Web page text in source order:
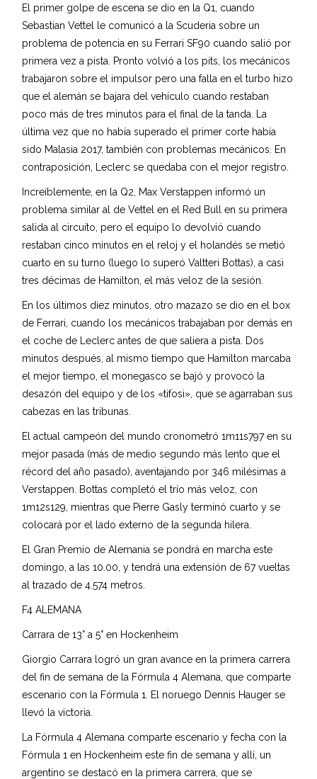
El primer golpe de escena se dio en la Q1, cuando
Sebastian Vettel le comunicó a la Scuderia sobre un
problema de potencia en su Ferrari SF90 cuando salió por
primera vez a pista. Pronto volvió a los pits, los mecánicos
trabajaron sobre el impulsor pero una falla en el turbo hizo
que el alemán se bajara del vehículo cuando restaban
poco más de tres minutos para el final de la tanda. La
última vez que no había superado el primer corte había
sido Malasia 2017, también con problemas mecánicos. En
contraposición, Leclerc se quedaba con el mejor registro.
Increíblemente, en la Q2, Max Verstappen informó un
problema similar al de Vettel en el Red Bull en su primera
salida al circuito, pero el equipo lo devolvió cuando
restaban cinco minutos en el reloj y el holandés se metió
cuarto en su turno (luego lo superó Valtteri Bottas), a casi
tres décimas de Hamilton, el más veloz de la sesión.
En los últimos diez minutos, otro mazazo se dio en el box
de Ferrari, cuando los mecánicos trabajaban por demás en
el coche de Leclerc antes de que saliera a pista. Dos
minutos después, al mismo tiempo que Hamilton marcaba
el mejor tiempo, el monegasco se bajó y provocó la
desazón del equipo y de los «tifosi», que se agarraban sus
cabezas en las tribunas.
El actual campeón del mundo cronometró 1m11s797 en su
mejor pasada (más de medio segundo más lento que el
récord del año pasado), aventajando por 346 milésimas a
Verstappen. Bottas completó el trío más veloz, con
1m12s129, mientras que Pierre Gasly terminó cuarto y se
colocará por el lado externo de la segunda hilera.
El Gran Premio de Alemania se pondrá en marcha este
domingo, a las 10.00, y tendrá una extensión de 67 vueltas
al trazado de 4.574 metros.
F4 ALEMANA
Carrara de 13° a 5° en Hockenheim
Giorgio Carrara logró un gran avance en la primera carrera
del fin de semana de la Fórmula 4 Alemana, que comparte
escenario con la Fórmula 1. El noruego Dennis Hauger se
llevó la victoria.
La Fórmula 4 Alemana comparte escenario y fecha con la
Fórmula 1 en Hockenheim este fin de semana y allí, un
argentino se destacó en la primera carrera, que se